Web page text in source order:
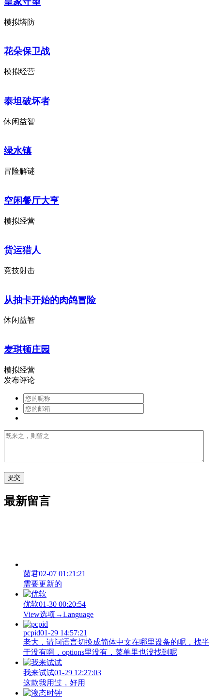
模拟塔防
花朵保卫战
模拟经营
泰坦破坏者
休闲益智
绿水镇
冒险解谜
空闲餐厅大亨
模拟经营
货运猎人
竞技射击
从抽卡开始的肉鸽冒险
休闲益智
麦琪顿庄园
模拟经营
发布评论
最新留言
菌君02-07 01:21:21
需要更新的
优软01-30 00:20:54
View‌选项→Language
pcpid01-29 14:57:21
老大，请问语言切换成简体中文在哪里设备的呢，找半
于没有啊，options里没有，菜单里也没找到呢
我来试试01-29 12:27:03
这款我用过，好用